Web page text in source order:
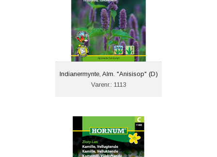
Indianermynte, Alm. "Anisisop" (D)
Varenr.: 1113